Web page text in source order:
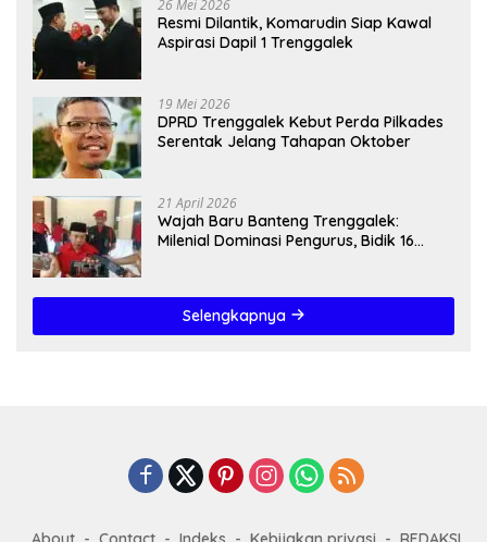
26 Mei 2026
Resmi Dilantik, Komarudin Siap Kawal
Aspirasi Dapil 1 Trenggalek
19 Mei 2026
DPRD Trenggalek Kebut Perda Pilkades
Serentak Jelang Tahapan Oktober
21 April 2026
Wajah Baru Banteng Trenggalek:
Milenial Dominasi Pengurus, Bidik 16
Selengkapnya